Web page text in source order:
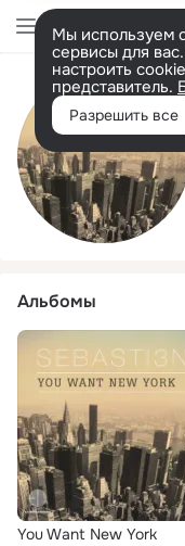
Мы используем
сервисы для
настроить
представитель.
Разрешить все
Альбомы
You Want New York